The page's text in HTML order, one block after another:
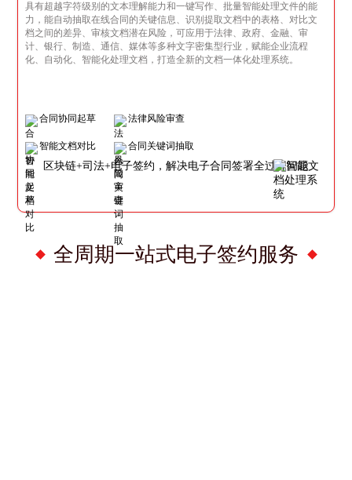
具有超越字符级别的文本理解能力和一键写作、批量智能处理文件的能
力，能自动抽取在线合同的关键信息、识别提取文档中的表格、对比文
档之间的差异、审核文档潜在风险，可应用于法律、政府、金融、审
计、银行、制造、通信、媒体等多种文字密集型行业，赋能企业流程
化、自动化、智能化处理文档，打造全新的文档一体化处理系统。
合同协同起草 法律风险审查
智能文档对比 合同关键词抽取
全周期一站式电子签约服务
区块链+司法+电子签约，解决电子合同签署全过程问题